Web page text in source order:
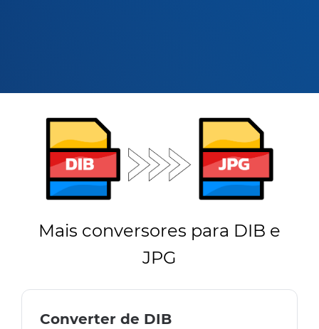
Mais conversores para DIB e
JPG
Converter de DIB